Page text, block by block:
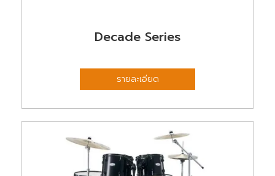
Decade Series
รายละเอียด